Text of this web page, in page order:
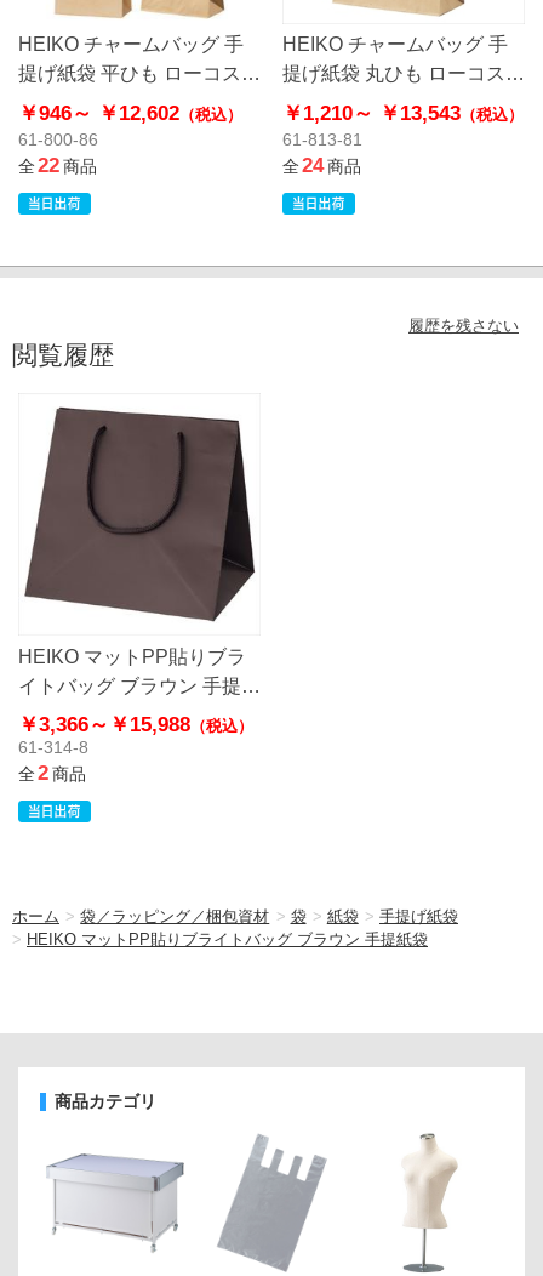
HEIKO チャームバッグ 手
提げ紙袋 平ひも ローコスト
タイプ 茶無地
￥946～ ￥12,602 （税込）
61-800-86
全22商品
HEIKO チャームバッグ 手
提げ紙袋 丸ひも ローコスト
タイプ 茶無地
￥1,210～ ￥13,543（税込）
61-813-81
全24商品
履歴を残さない
閲覧履歴
HEIKO マットPP貼りブラ
イトバッグ ブラウン 手提紙
袋
￥3,366～ ￥15,988 （税込）
61-314-8
全2商品
ホーム >袋／ラッピング／梱包資材 > 袋 > 紙袋 > 手提げ紙袋
> HEIKO マットPP貼りブライトバッグ ブラウン 手提紙袋
商品カテゴリ